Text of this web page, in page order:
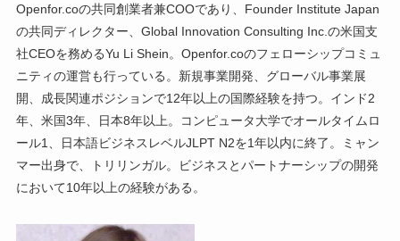
Openfor.coの共同創業者兼COOであり、Founder Institute Japan
の共同ディレクター、Global Innovation Consulting Inc.の米国支
社CEOを務めるYu Li Shein。Openfor.coのフェローシップコミュ
ニティの運営も行っている。新規事業開発、グローバル事業展
開、成長関連ポジションで12年以上の国際経験を持つ。インド2
年、米国3年、日本8年以上。コンピュータ大学でオールタイムロ
ール1、日本語ビジネスレベルJLPT N2を1年以内に終了。ミャン
マー出身で、トリリンガル。ビジネスとパートナーシップの開発
において10年以上の経験がある。